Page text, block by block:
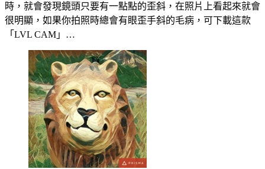
時，就會發現鏡頭只要有一點點的歪斜，在照片上看起來就會
很明顯，如果你拍照時總會有眼歪手斜的毛病，可下載這款
「LVL CAM」…